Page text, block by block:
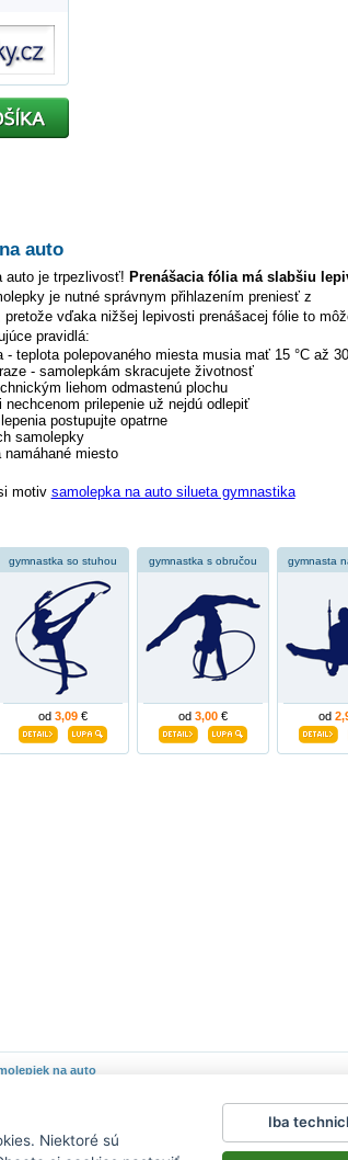
auto
auto je trpezlivosť! Prenášacia fólia má slabšiu
je nutné správnym přihlazením preniesť z
vďaka nižšej lepivosti prenášacej fólie to
pravidlá:
teplota polepovaného miesta musia mať 15 °C až
- samolepkám skracujete životnosť
liehom odmastenú plochu
prilepenie už nejdú odlepiť
postupujte opatrne
samolepky
miesto
motiv samolepka na auto silueta gymnastika
gymnastka so stuhou
od 3,09€
gymnastka s obručou
od 3,00€
gymnasta
od
na auto
Reklamačný poriadok|
samolepky na auto |
Niektoré sú
Iba